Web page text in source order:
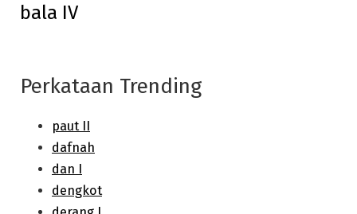
post:
bala IV
Perkataan Trending